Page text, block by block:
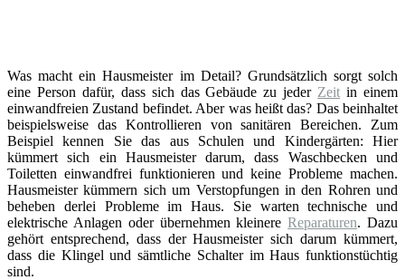
Was macht ein Hausmeister im Detail? Grundsätzlich sorgt solch
eine Person dafür, dass sich das Gebäude zu jeder Zeit in einem
einwandfreien Zustand befindet. Aber was heißt das? Das beinhaltet
beispielsweise das Kontrollieren von sanitären Bereichen. Zum
Beispiel kennen Sie das aus Schulen und Kindergärten: Hier
kümmert sich ein Hausmeister darum, dass Waschbecken und
Toiletten einwandfrei funktionieren und keine Probleme machen.
Hausmeister kümmern sich um Verstopfungen in den Rohren und
beheben derlei Probleme im Haus. Sie warten technische und
elektrische Anlagen oder übernehmen kleinereReparaturen. Dazu
gehört entsprechend, dass der Hausmeister sich darum kümmert,
dass die Klingel und sämtliche Schalter im Haus funktionstüchtig
sind.